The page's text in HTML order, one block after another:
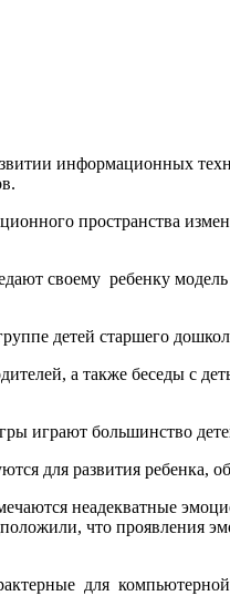
информационных
пространства
своему ребенку
детей старшего
а также беседы с
играют большинство
для развития
неадекватные
что проявления
для компьютерной